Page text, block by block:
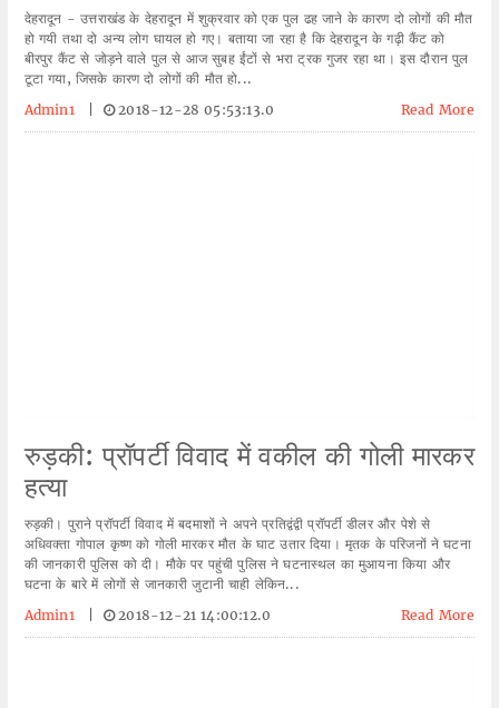
देहरादून - उत्तराखंड के देहरादून में शुक्रवार को एक पुल ढह जाने के कारण दो लोगों की मौत
हो गयी तथा दो अन्य लोग घायल हो गए। बताया जा रहा है कि देहरादून के गढ़ी कैंट को
बीरपुर कैंट से जोड़ने वाले पुल से आज सुबह ईंटों से भरा ट्रक गुजर रहा था। इस दौरान पुल
टूटा गया, जिसके कारण दो लोगों की मौत हो...
Admin1
2018-12-28 05:53:13.0 Read More
रुड़की: प्रॉपर्टी विवाद में वकील की गोली मारकर
हत्या
रुड़की। पुराने प्रॉपर्टी विवाद में बदमाशों ने अपने प्रतिद्वंद्वी प्रॉपर्टी डीलर और पेशे से
अधिवक्ता गोपाल कृष्ण को गोली मारकर मौत के घाट उतार दिया। मृतक के परिजनों ने घटना
की जानकारी पुलिस को दी। मौके पर पहुंची पुलिस ने घटनास्थल का मुआयना किया और
घटना के बारे में लोगों से जानकारी जुटानी चाही लेकिन...
Admin1
2018-12-21 14:00:12.0 Read More